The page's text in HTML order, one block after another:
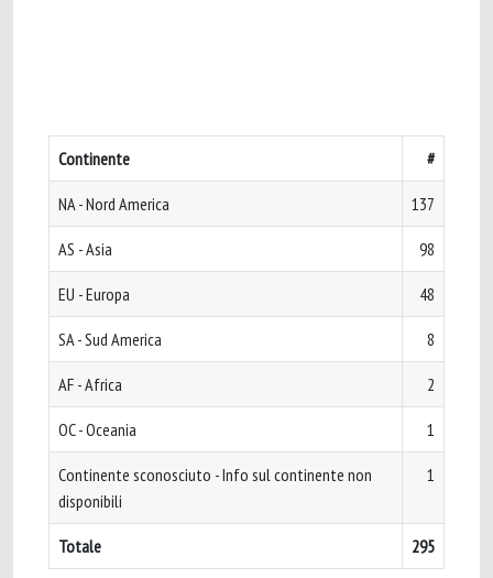
Continente #
NA - Nord America 137
AS - Asia 98
EU - Europa 48
SA - Sud America 8
AF - Africa 2
OC - Oceania 1
Continente sconosciuto - Info sul continente non
disponibili
1
Totale 295